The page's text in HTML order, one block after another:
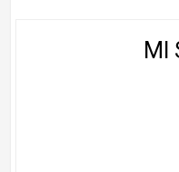
MI